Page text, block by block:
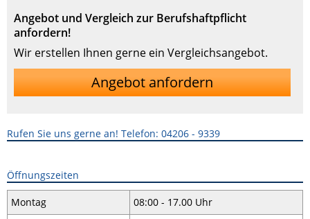
Angebot und Vergleich zur Berufshaftpflicht
anfordern!
Wir erstellen Ihnen gerne ein Vergleichsangebot.
Angebot anfordern
Rufen Sie uns gerne an! Telefon: 04206 - 9339
Öffnungszeiten
Montag
08:00 - 17.00 Uhr